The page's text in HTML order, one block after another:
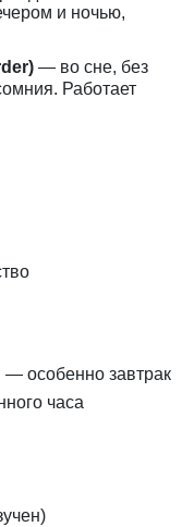
и ночью,
— во сне, без
Работает
— особенно завтрак
часа